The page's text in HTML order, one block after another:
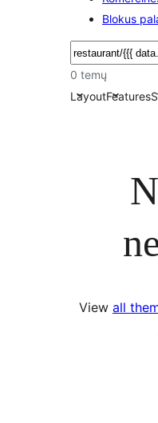
Blokus
Paieška
0 temų
LayoutFeatures
View all